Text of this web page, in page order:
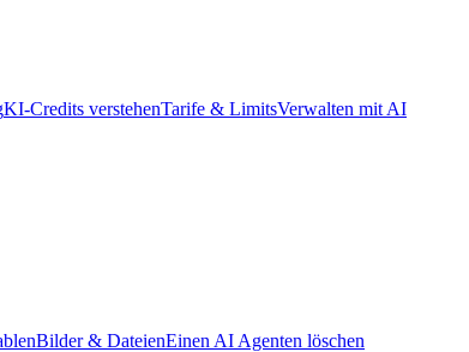
KI‑Credits verstehenTarife & LimitsVerwalten mit AI
Bilder & DateienEinen AI Agenten löschen